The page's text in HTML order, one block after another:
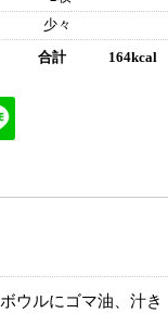
少々
合計 164kcal
ウルにゴマ油、汁き